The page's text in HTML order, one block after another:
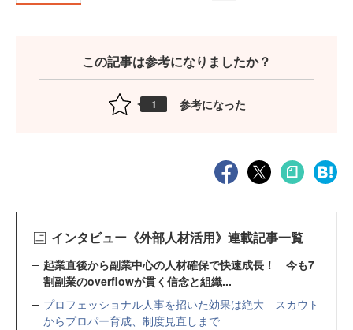
この記事は参考になりましたか？
1 参考になった
インタビュー《外部人材活用》連載記事一覧
起業直後から副業中心の人材確保で快速成長！ 今も7
割副業のoverflowが貫く信念と組織...
プロフェッショナル人事を招いた効果は絶大 スカウト
からプロパー育成、制度見直しまで